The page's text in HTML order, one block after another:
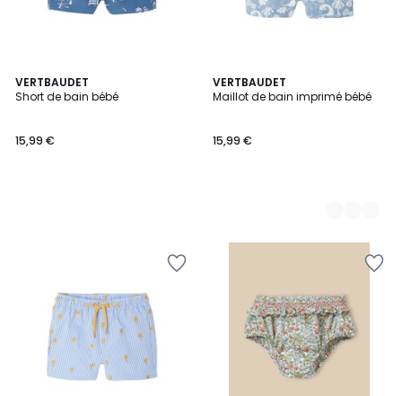
VERTBAUDET
Short de bain bébé
15,99 €
VERTBAUDET
Maillot de bain imprimé bébé
15,99 €
2
Couleurs